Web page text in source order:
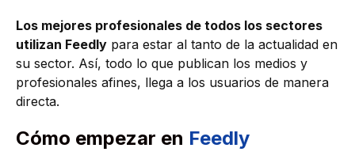
Los mejores profesionales de todos los sectores
utilizan Feedly para estar al tanto de la actualidad en
su sector. Así, todo lo que publican los medios y
profesionales afines, llega a los usuarios de manera
directa.
Cómo empezar en Feedly